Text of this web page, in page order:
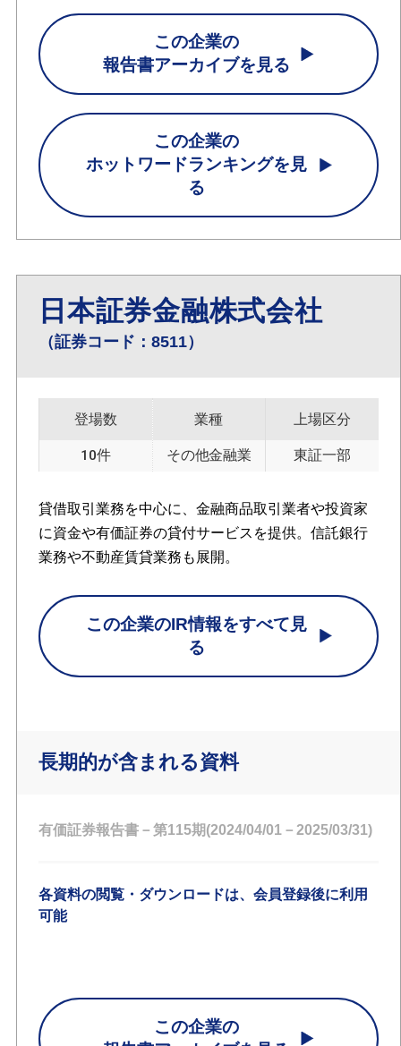
この企業の
報告書アーカイブを見る
この企業の
ホットワードランキングを見
る
日本証券金融株式会社
（証券コード：8511）
登場数
10件
業種
その他金融業
上場区分
東証一部
貸借取引業務を中心に、金融商品取引業者や投資家
に資金や有価証券の貸付サービスを提供。信託銀行
業務や不動産賃貸業務も展開。
この企業のIR情報をすべて見
る
長期的が含まれる資料
有価証券報告書－第115期(2024/04/01－2025/03/31)
各資料の閲覧・ダウンロードは、会員登録後に利用
可能
この企業の